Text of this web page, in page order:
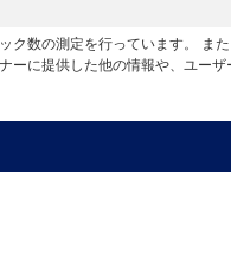
数の測定を行っています。 ま
に提供した他の情報や、ユー